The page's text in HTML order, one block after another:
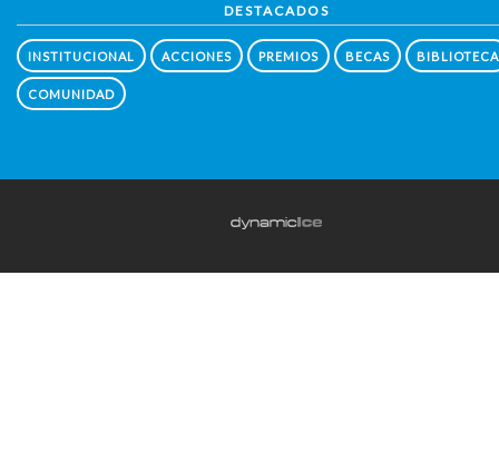
DESTACADOS
INSTITUCIONAL ACCIONES PREMIOS BECAS BIBLIOTECA
COMUNIDAD